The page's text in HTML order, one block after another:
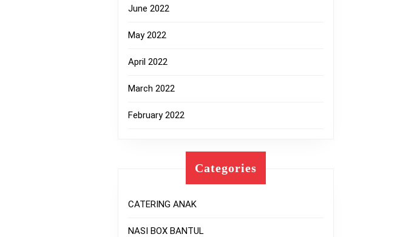
June 2022
May 2022
April 2022
March 2022
February 2022
Categories
CATERING ANAK
NASI BOX BANTUL